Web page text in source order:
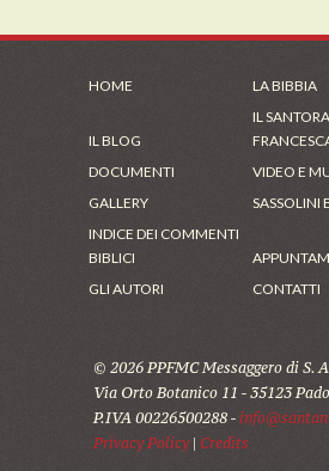
HOME LA BIBBIA
IL BLOG
IL
DOCUMENTI
VIDEO E
GALLERY
SASSOLINI
INDICE DEI COMMENTI
BIBLICI
GLI AUTORI
CONTATTI
© 2026 PPFMC Messaggero di S.
Via Orto Botanico 11 - 35123
P.IVA 00226500288 -
Privacy Policy| Credits